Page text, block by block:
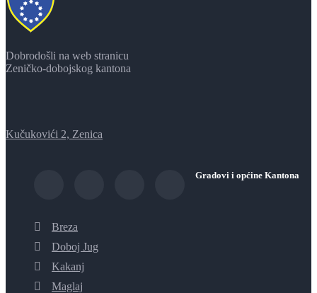
Dobrodošli na web stranicu
Zeničko-dobojskog kantona
Kučukovići 2, Zenica
Gradovi i općine Kantona
Breza
Doboj Jug
Kakanj
Maglaj